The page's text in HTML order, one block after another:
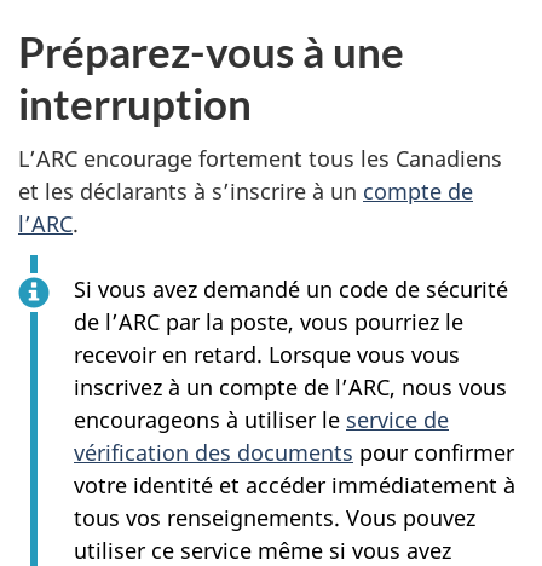
Préparez-vous à une
interruption
L’ARC encourage fortement tous les Canadiens
et les déclarants à s’inscrire à un compte de
l’ARC.
Si vous avez demandé un code de sécurité
de l’ARC par la poste, vous pourriez le
recevoir en retard. Lorsque vous vous
inscrivez à un compte de l’ARC, nous vous
encourageons à utiliser le service de
vérification des documents pour confirmer
votre identité et accéder immédiatement à
tous vos renseignements. Vous pouvez
utiliser ce service même si vous avez